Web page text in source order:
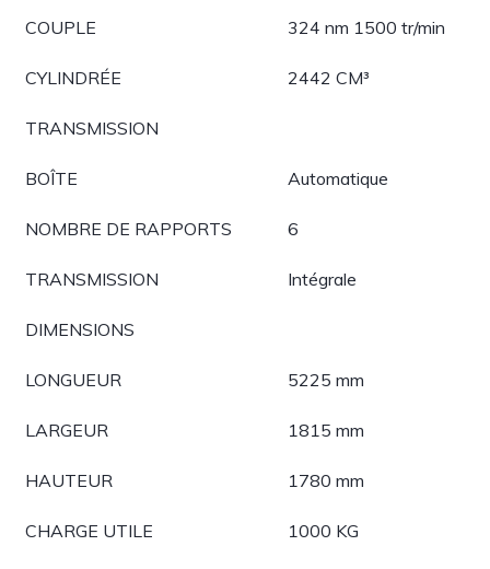
COUPLE 324 nm 1500 tr/min
CYLINDRÉE 2442 CM³
TRANSMISSION
BOÎTE Automatique
NOMBRE DE RAPPORTS 6
TRANSMISSION Intégrale
DIMENSIONS
LONGUEUR 5225 mm
LARGEUR 1815 mm
HAUTEUR 1780 mm
CHARGE UTILE 1000 KG